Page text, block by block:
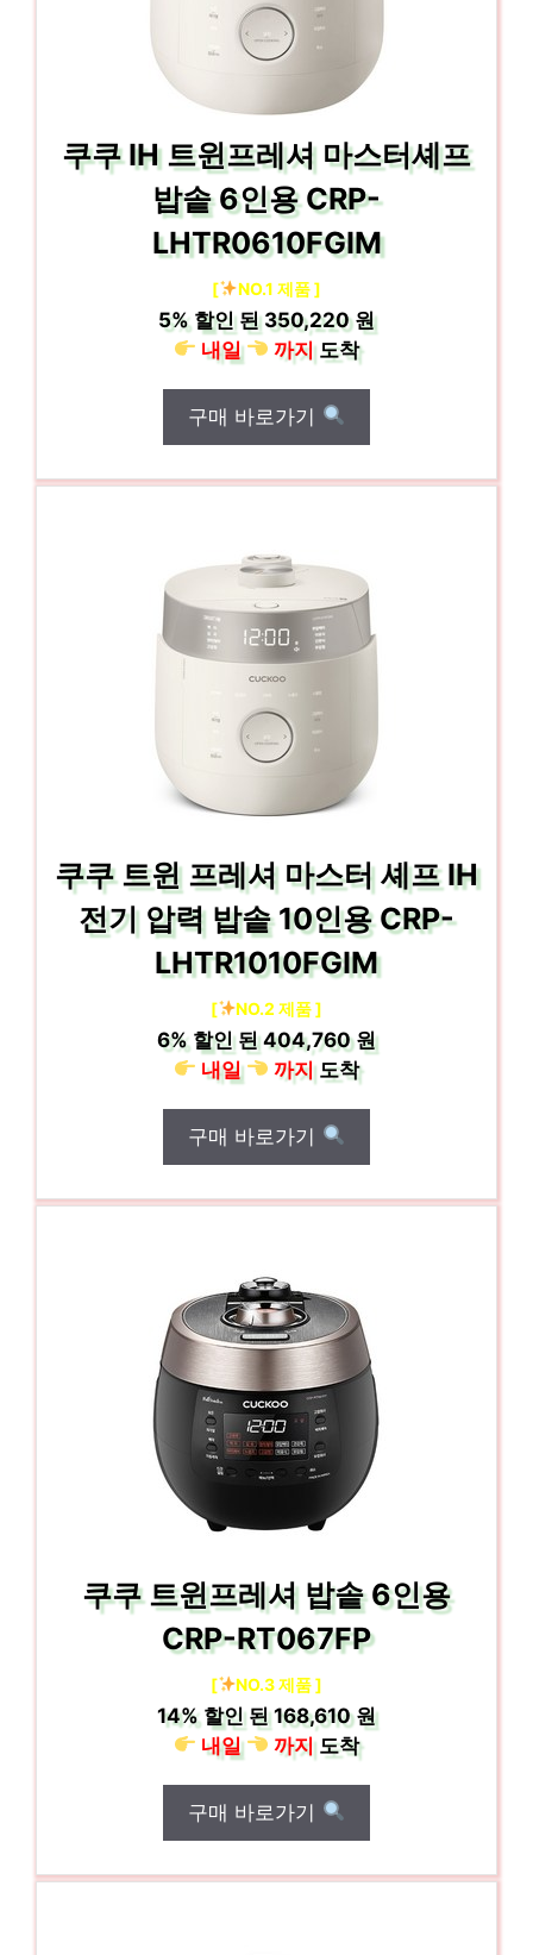
쿠쿠 IH 트윈프레셔 마스터셰프
밥솥 6인용 CRP-
LHTR0610FGIM
[ NO.1 제품 ]
5% 할인 된350,220 원
내일
까지도착
구매 바로가기
쿠쿠 트윈 프레셔 마스터 셰프 IH
전기 압력 밥솥 10인용 CRP-
LHTR1010FGIM
[ NO.2 제품 ]
6% 할인 된404,760 원
내일
까지도착
구매 바로가기
쿠쿠 트윈프레셔 밥솥 6인용
CRP-RT067FP
[ NO.3 제품 ]
14% 할인 된168,610 원
내일
까지도착
구매 바로가기